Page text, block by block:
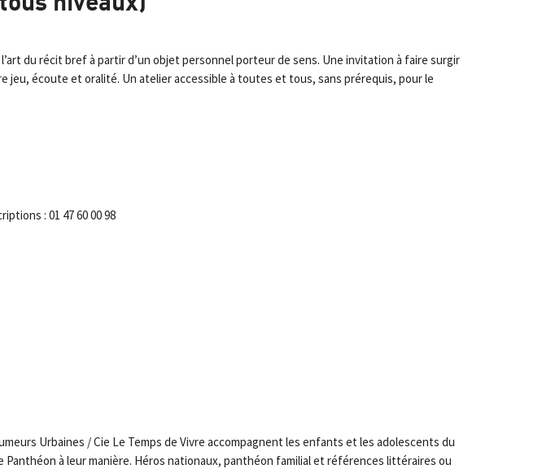
du récit bref à partir d’un objet personnel porteur de sens. Une invitation à faire surgir
jeu, écoute et oralité. Un atelier accessible à toutes et tous, sans prérequis, pour le
: 01 47 60 00 98
Urbaines / Cie Le Temps de Vivre accompagnent les enfants et les adolescents du
à leur manière. Héros nationaux, panthéon familial et références littéraires ou